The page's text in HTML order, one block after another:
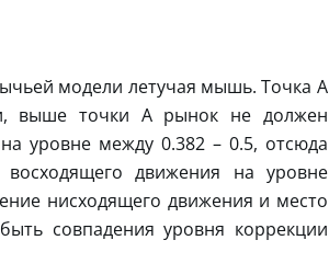
модели летучая мышь. Точка A
выше точки A рынок не должен
уровне между 0.382 – 0.5, отсюда
движения на уровне
нисходящего движения и место
совпадения уровня коррекции